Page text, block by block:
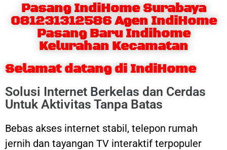
Pasang IndiHome Surabaya
081231312586 Agen IndiHome
Pasang Baru Indihome
Kelurahan Kecamatan
Selamat datang di IndiHome
Solusi Internet Berkelas dan Cerdas
Untuk Aktivitas Tanpa Batas
Bebas akses internet stabil, telepon rumah
jernih dan tayangan TV interaktif terpopuler